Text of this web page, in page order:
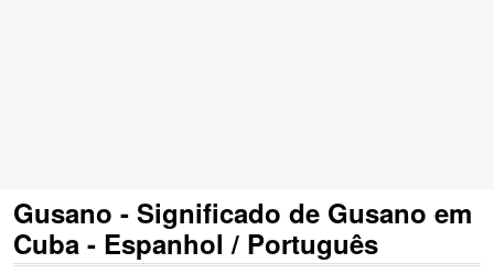
Gusano - Significado de Gusano em
Cuba - Espanhol / Português